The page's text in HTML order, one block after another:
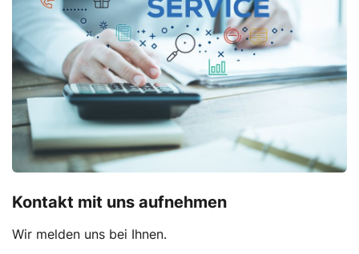
Kontakt mit uns aufnehmen
Wir melden uns bei Ihnen.